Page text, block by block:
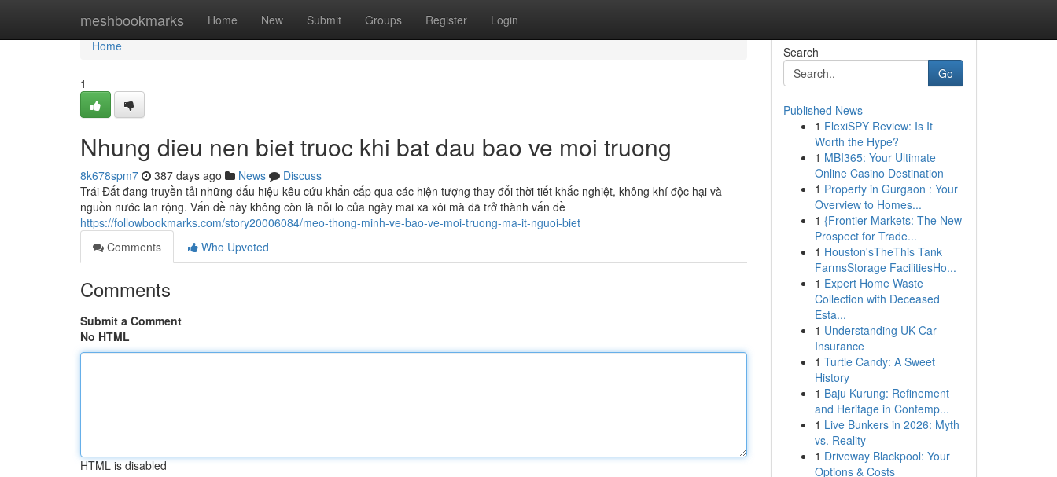
meshbookmarks Home New Submit Groups Register Login
Home
Home
1
Nhung dieu nen biet truoc khi bat dau bao ve moi truong
8k678spm7 387 days ago News
Discuss
Trái Đất đang truyền tải những dấu hiệu kêu cứu khẩn cấp qua các hiện tượng thay đổi thời tiết khắc nghiệt, không khí độc hại và
nguồn nước lan rộng. Vấn đề này không còn là nỗi lo của ngày mai xa xôi mà đã trở thành vấn đề
https://followbookmarks.com/story20006084/meo-thong-minh-ve-bao-ve-moi-truong-ma-it-nguoi-biet
Comments
Who Upvoted
Comments
Submit a Comment
No HTML
HTML is disabled
Search
Go
Published News
1 FlexiSPY Review: Is It
Worth the Hype?
1 MBI365: Your Ultimate
Online Casino Destination
1 Property in Gurgaon : Your
Overview to Homes...
1 {Frontier Markets: The New
Prospect for Trade...
1 Houston'sTheThis Tank
FarmsStorage FacilitiesHo...
1 Expert Home Waste
Collection with Deceased
Esta...
1 Understanding UK Car
Insurance
1 Turtle Candy: A Sweet
History
1 Baju Kurung: Refinement
and Heritage in Contemp...
1 Live Bunkers in 2026: Myth
vs. Reality
1 Driveway Blackpool: Your
Options & Costs